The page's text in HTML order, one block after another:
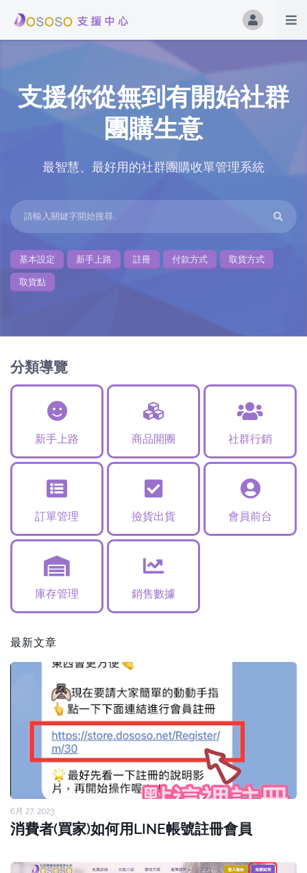
支援你從無到有開始社群
團購生意
最智慧、最好用的社群團購收單管理系統
基本設定 新手上路 註冊 付款方式 取貨方式
取貨點
分類導覽
新手上路 商品開團 社群行銷
訂單管理 撿貨出貨 會員前台
庫存管理 銷售數據
最新文章
6月 27, 2023
消費者(買家)如何用LINE帳號註冊會員